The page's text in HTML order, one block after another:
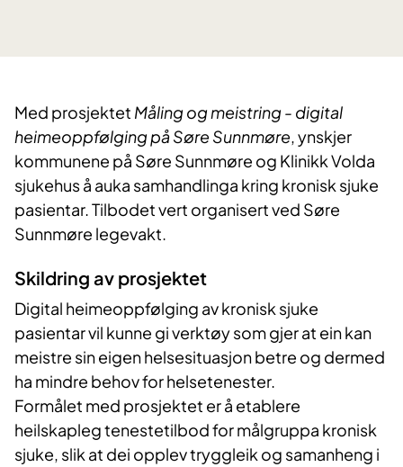
Med prosjektet Måling og meistring - digital
heimeoppfølging på Søre Sunnmøre, ynskjer
kommunene på Søre Sunnmøre og Klinikk Volda
sjukehus å auka samhandlinga kring kronisk sjuke
pasientar. Tilbodet vert organisert ved Søre
Sunnmøre legevakt.
​Skildring av prosjektet
Digital heimeoppfølging av kronisk sjuke
pasientar vil kunne gi verktøy som gjer at ein kan
meistre sin eigen helsesituasjon betre og dermed
ha mindre behov for helsetenester.
Formålet med prosjektet er å etablere
heilskapleg tenestetilbod for målgruppa kronisk
sjuke, slik at dei opplev tryggleik og samanheng i